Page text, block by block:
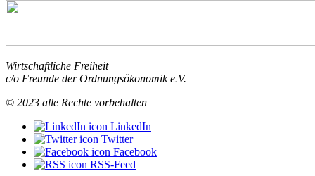
Wirtschaftliche Freiheit
c/o Freunde der Ordnungsökonomik e.V.
© 2023 alle Rechte vorbehalten
LinkedIn
Twitter
Facebook
RSS-Feed